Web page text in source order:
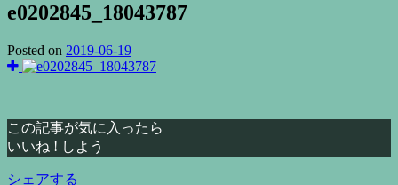
e0202845_18043787
Posted on 2019-06-19
この記事が気に入ったら
いいね ! しよう
シェアする